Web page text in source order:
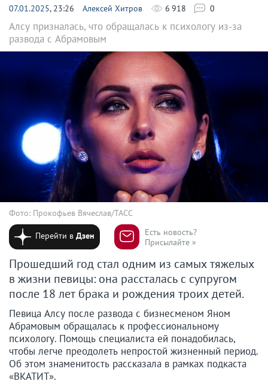
07.01.2025, 23:26 Алексей Хитров 6 918 0
Алсу призналась, что обращалась к психологу из-за
развода с Абрамовым
Фото: Прокофьев Вячеслав/ТАСС
Перейти вДзен
Есть новость?
Присылайте »
Прошедший год стал одним из самых тяжелых
в жизни певицы: она рассталась с супругом
после 18 лет брака и рождения троих детей.
Певица Алсу после развода с бизнесменом Яном
Абрамовым обращалась к профессиональному
психологу. Помощь специалиста ей понадобилась,
чтобы легче преодолеть непростой жизненный период.
Об этом знаменитость рассказала в рамках подкаста
«ВКАТИТ».